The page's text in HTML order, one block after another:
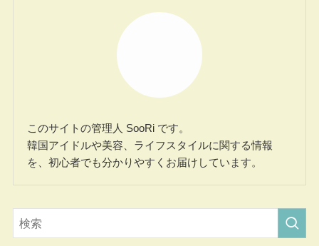
このサイトの管理人 SooRi です。
韓国アイドルや美容、ライフスタイルに関する情報
を、初心者でも分かりやすくお届けしています。